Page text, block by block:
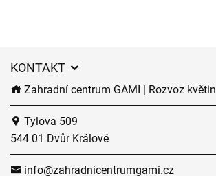
KONTAKT
Zahradní centrum GAMI | Rozvoz květin
Tylova 509
544 01 Dvůr Králové
info@zahradnicentrumgami.cz